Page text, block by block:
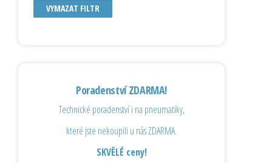
VYMAZAT FILTR
Poradenství ZDARMA!
Technické poradenství i na pneumatiky,
které jste nekoupili u nás ZDARMA.
SKVĚLÉ ceny!